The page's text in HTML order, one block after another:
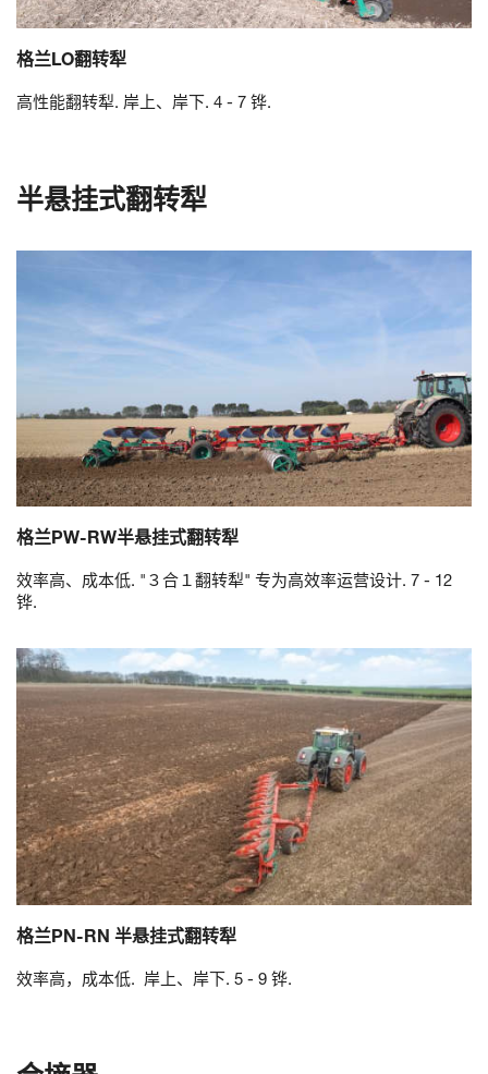
格兰LO翻转犁
高性能翻转犁. 岸上、岸下. 4 - 7 铧.
半悬挂式翻转犁
格兰PW-RW半悬挂式翻转犁
效率高、成本低. "３合１翻转犁" 专为高效率运营设计. 7 - 12
铧.
格兰PN-RN 半悬挂式翻转犁
效率高，成本低. 岸上、岸下. 5 - 9 铧.